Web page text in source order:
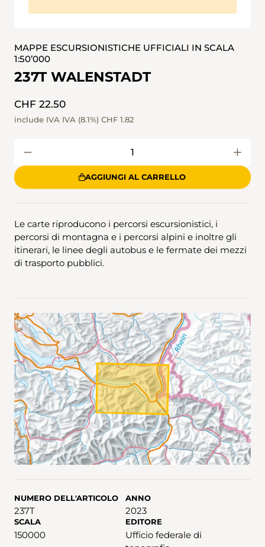
MAPPE ESCURSIONISTICHE UFFICIALI IN SCALA
1:50’000
237T WALENSTADT
CHF 22.50
include IVA IVA (8.1%) CHF 1.82
AGGIUNGI AL CARRELLO
Le carte riproducono i percorsi escursionistici, i
percorsi di montagna e i percorsi alpini e inoltre gli
itinerari, le linee degli autobus e le fermate dei mezzi
di trasporto pubblici.
NUMERO DELL'ARTICOLO
237T
ANNO
2023
SCALA
150000
EDITORE
Ufficio federale di